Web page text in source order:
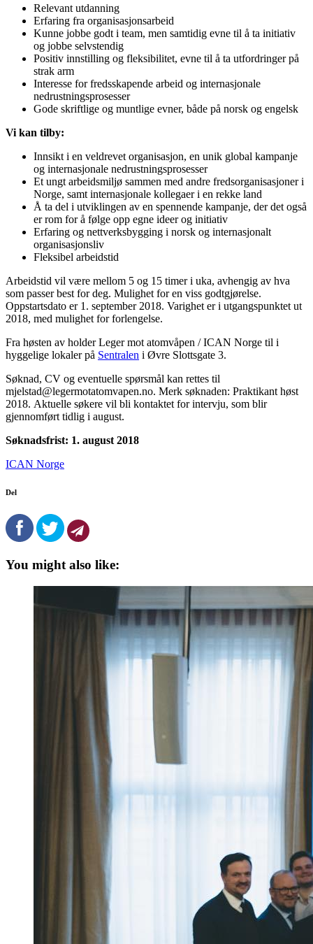
Relevant utdanning
Erfaring fra organisasjonsarbeid
Kunne jobbe godt i team, men samtidig evne til å ta initiativ
og jobbe selvstendig
Positiv innstilling og fleksibilitet, evne til å ta utfordringer på
strak arm
Interesse for fredsskapende arbeid og internasjonale
nedrustningsprosesser
Gode skriftlige og muntlige evner, både på norsk og engelsk
Vi kan tilby:
Innsikt i en veldrevet organisasjon, en unik global kampanje
og internasjonale nedrustningsprosesser
Et ungt arbeidsmiljø sammen med andre fredsorganisasjoner i
Norge, samt internasjonale kollegaer i en rekke land
Å ta del i utviklingen av en spennende kampanje, der det også
er rom for å følge opp egne ideer og initiativ
Erfaring og nettverksbygging i norsk og internasjonalt
organisasjonsliv
Fleksibel arbeidstid
Arbeidstid vil være mellom 5 og 15 timer i uka, avhengig av hva
som passer best for deg. Mulighet for en viss godtgjørelse.
Oppstartsdato er 1. september 2018. Varighet er i utgangspunktet ut
2018, med mulighet for forlengelse.
Fra høsten av holder Leger mot atomvåpen / ICAN Norge til i
hyggelige lokaler på Sentralen i Øvre Slottsgate 3.
Søknad, CV og eventuelle spørsmål kan rettes til
mjelstad@legermotatomvapen.no. Merk søknaden: Praktikant høst
2018. Aktuelle søkere vil bli kontaktet for intervju, som blir
gjennomført tidlig i august.
Søknadsfrist: 1. august 2018
ICAN Norge
Del
You might also like: